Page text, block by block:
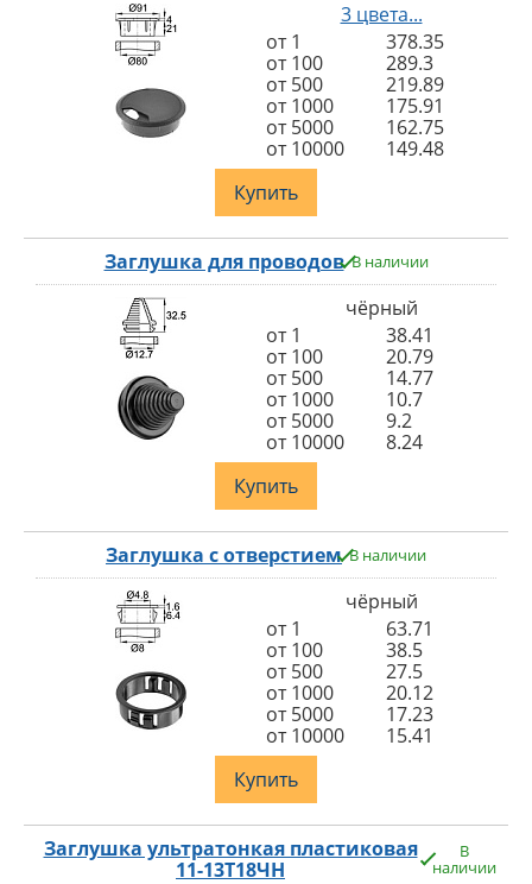
3 цвета...
от 1
378.35
от 100
289.3
от 500
219.89
от 1000
175.91
от 5000
162.75
от 10000
149.48
Купить
Заглушка для проводов В наличии
чёрный
от 1
38.41
от 100
20.79
от 500
14.77
от 1000
10.7
от 5000
9.2
от 10000
8.24
Купить
Заглушка с отверстием В наличии
чёрный
от 1
63.71
от 100
38.5
от 500
27.5
от 1000
20.12
от 5000
17.23
от 10000
15.41
Купить
Заглушка ультратонкая пластиковая
11-13Т18ЧН
В
наличии